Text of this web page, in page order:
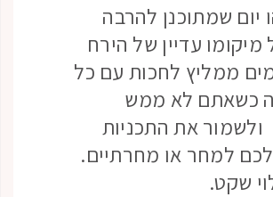
יום שמתוכנן להרבה
עדיין של הירח
ממליץ לחכות עם כל
כשאתם לא ממש
את התכניות
למחר או מחרתיים.
שקט.